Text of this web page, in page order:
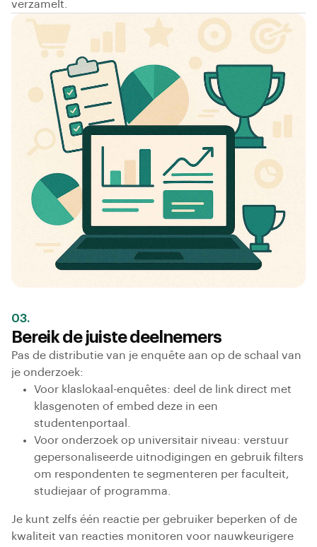
verzamelt.
03.
Bereik de juiste deelnemers
Pas de distributie van je enquête aan op de schaal van
je onderzoek:
Voor klaslokaal-enquêtes: deel de link direct met
klasgenoten of embed deze in een
studentenportaal.
Voor onderzoek op universitair niveau: verstuur
gepersonaliseerde uitnodigingen en gebruik filters
om respondenten te segmenteren per faculteit,
studiejaar of programma.
Je kunt zelfs één reactie per gebruiker beperken of de
kwaliteit van reacties monitoren voor nauwkeurigere